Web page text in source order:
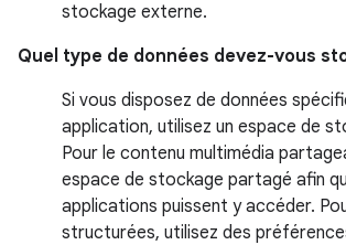
stockage externe.
Quel type de données devez-vous
Si vous disposez de données
application, utilisez un espace de
Pour le contenu multimédia
espace de stockage partagé afin
applications puissent y accéder.
structurées, utilisez des